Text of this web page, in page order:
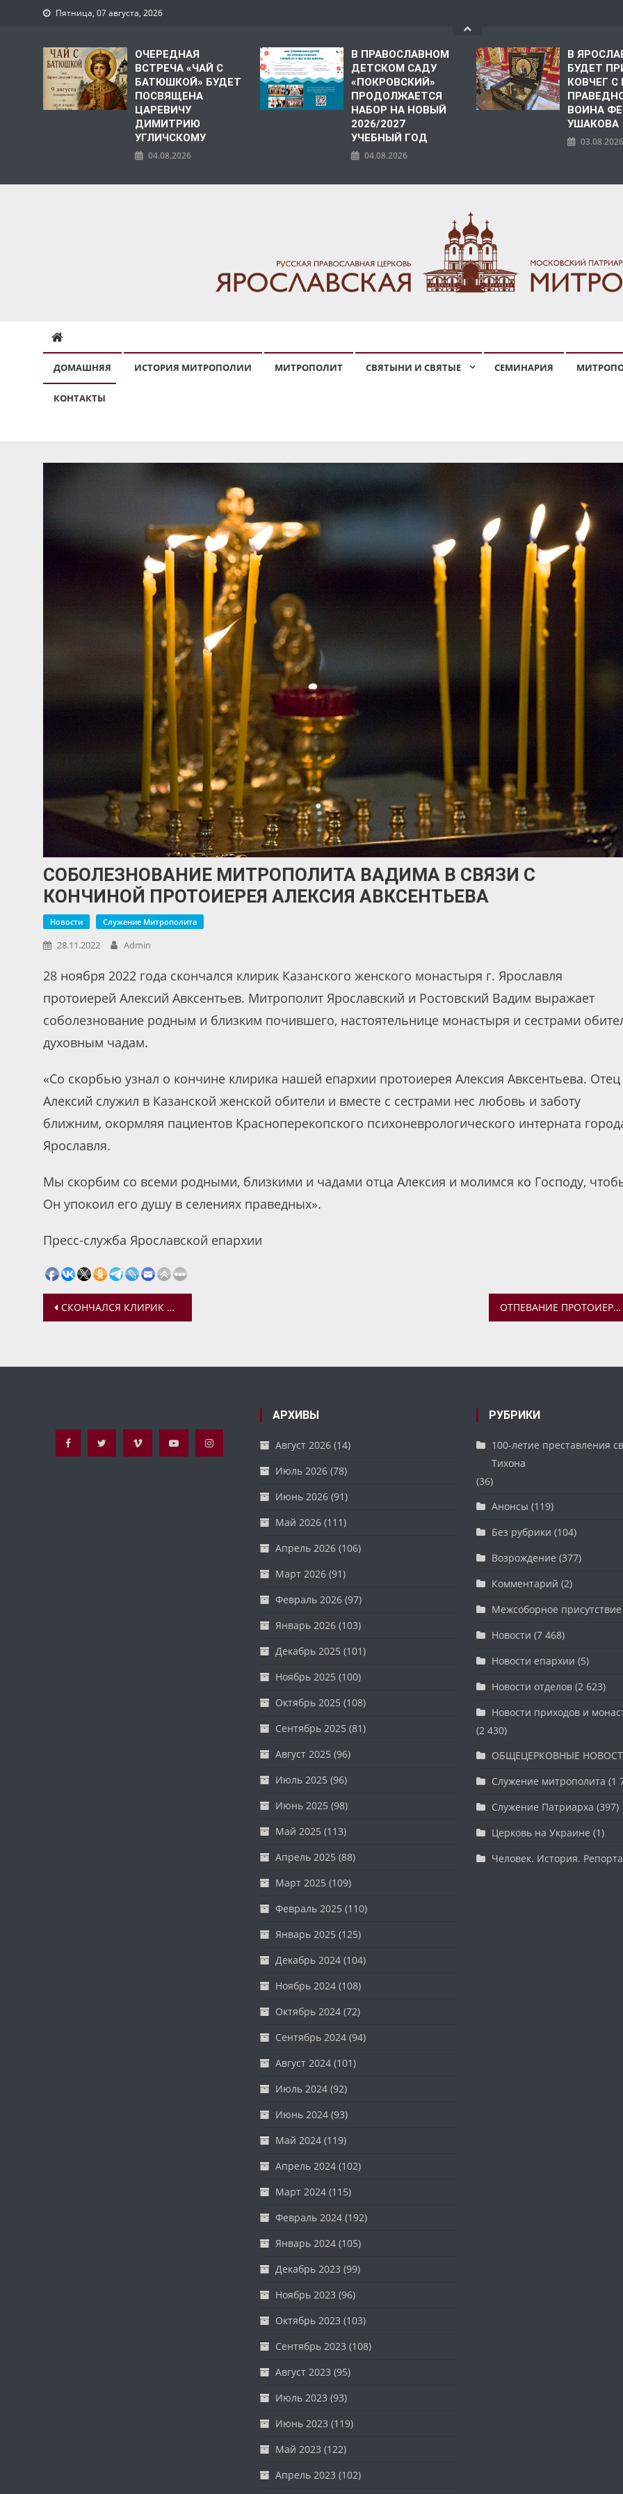
Пятница, 07 августа, 2026
ОЧЕРЕДНАЯ
ВСТРЕЧА «ЧАЙ С
БАТЮШКОЙ» БУДЕТ
ПОСВЯЩЕНА
ЦАРЕВИЧУ
ДИМИТРИЮ
УГЛИЧСКОМУ
04.08.2026
В ПРАВОСЛАВНОМ
ДЕТСКОМ САДУ
«ПОКРОВСКИЙ»
ПРОДОЛЖАЕТСЯ
НАБОР НА НОВЫЙ
2026/2027
УЧЕБНЫЙ ГОД
04.08.2026
В
БУДЕТ
КОВЧЕГ
ВОИНА
УШАКОВА
03.08.2026
ДОМАШНЯЯ ИСТОРИЯ МИТРОПОЛИИ МИТРОПОЛИТ СВЯТЫНИ И СВЯТЫЕ СЕМИНАРИЯ
КОНТАКТЫ
СОБОЛЕЗНОВАНИЕ МИТРОПОЛИТА ВАДИМА В СВЯЗИ С
КОНЧИНОЙ ПРОТОИЕРЕЯ АЛЕКСИЯ АВКСЕНТЬЕВА
Новости Служение Митрополита
28.11.2022 Admin
28 ноября 2022 года скончался клирик Казанского женского монастыря г. Ярославля
протоиерей Алексий Авксентьев. Митрополит Ярославский и Ростовский Вадим выражает
соболезнование родным и близким почившего, настоятельнице монастыря и сестрами
духовным чадам.
«Со скорбью узнал о кончине клирика нашей епархии протоиерея Алексия Авксентьева. Отец
Алексий служил в Казанской женской обители и вместе с сестрами нес любовь и заботу
ближним, окормляя пациентов Красноперекопского психоневрологического интерната
Ярославля.
Мы скорбим со всеми родными, близкими и чадами отца Алексия и молимся ко Господу,
Он упокоил его душу в селениях праведных».
Пресс-служба Ярославской епархии
Навигация
записям
СКОНЧАЛСЯ КЛИРИК КАЗАНСКОГО ЖЕНСКОГО МОНАСТЫРЯ ПРОТОИЕРЕЙ АЛЕКСИЙ АВКСЕНТЬЕВ ОТПЕВАНИЕ ПРОТОИЕРЕЯ АЛЕКСИЯ АВКСЕНТЬЕВА СОСТОИТСЯ В КАЗАНСКОМ МОНАСТЫРЕ
АРХИВЫ
Август 2026(14)
Июль 2026(78)
Июнь 2026(91)
Май 2026(111)
Апрель 2026(106)
Март 2026(91)
Февраль 2026(97)
Январь 2026(103)
Декабрь 2025 (101)
Ноябрь 2025 (100)
Октябрь 2025 (108)
Сентябрь 2025 (81)
Август 2025 (96)
Июль 2025 (96)
Июнь 2025 (98)
Май 2025 (113)
Апрель 2025 (88)
Март 2025 (109)
Февраль 2025 (110)
Январь 2025 (125)
Декабрь 2024(104)
Ноябрь 2024(108)
Октябрь 2024(72)
Сентябрь 2024(94)
Август 2024(101)
Июль 2024(92)
Июнь 2024(93)
Май 2024(119)
Апрель 2024(102)
Март 2024(115)
Февраль 2024(192)
Январь 2024(105)
Декабрь 2023 (99)
Ноябрь 2023 (96)
Октябрь 2023 (103)
Сентябрь 2023 (108)
Август 2023 (95)
Июль 2023 (93)
Июнь 2023 (119)
Май 2023 (122)
Апрель 2023 (102)
РУБРИКИ
100-летие преставления
Тихона
(36)
Анонсы (119)
Без рубрики (104)
Возрождение (377)
Комментарий (2)
Межсоборное присутствие
Новости (7 468)
Новости епархии (5)
Новости отделов(2 623)
Новости приходов и
(2 430)
ОБЩЕЦЕРКОВНЫЕ
Служение митрополита (1
Служение Патриарха (397)
Церковь на Украине (1)
Человек. История.